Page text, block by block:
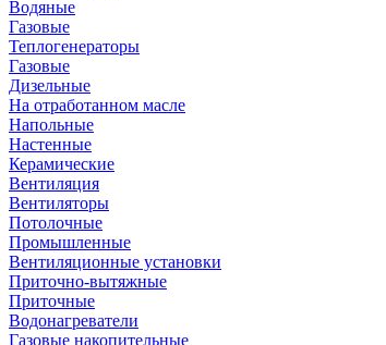
Водяные
Газовые
Теплогенераторы
Газовые
Дизельные
На отработанном масле
Напольные
Настенные
Керамические
Вентиляция
Вентиляторы
Потолочные
Промышленные
Вентиляционные установки
Приточно-вытяжные
Приточные
Водонагреватели
Газовые накопительные